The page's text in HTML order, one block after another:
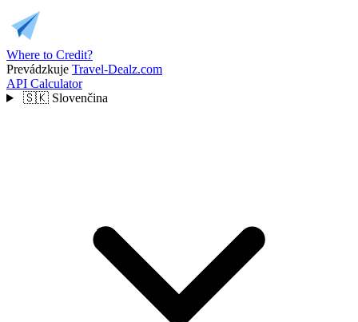
Where to Credit?
Prevádzkuje Travel-Dealz.com
API Calculator
🇸🇰 Slovenčina